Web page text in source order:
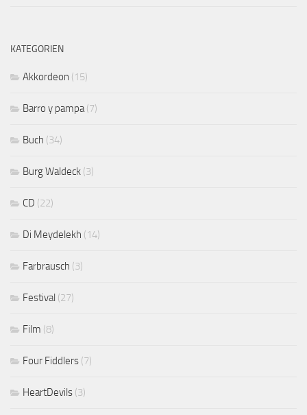
KATEGORIEN
Akkordeon (15)
Barro y pampa(7)
Buch (34)
Burg Waldeck (3)
CD (22)
Di Meydelekh (14)
Farbrausch (3)
Festival (27)
Film (8)
Four Fiddlers (7)
HeartDevils (3)